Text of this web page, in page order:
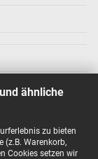
ähnliche
zu bieten
(z.B. Warenkorb,
Cookies setzen wir